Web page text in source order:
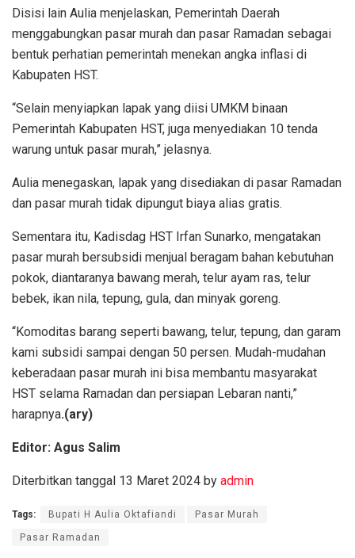
Disisi lain Aulia menjelaskan, Pemerintah Daerah
menggabungkan pasar murah dan pasar Ramadan sebagai
bentuk perhatian pemerintah menekan angka inflasi di
Kabupaten HST.
“Selain menyiapkan lapak yang diisi UMKM binaan
Pemerintah Kabupaten HST, juga menyediakan 10 tenda
warung untuk pasar murah,” jelasnya.
Aulia menegaskan, lapak yang disediakan di pasar Ramadan
dan pasar murah tidak dipungut biaya alias gratis.
Sementara itu, Kadisdag HST Irfan Sunarko, mengatakan
pasar murah bersubsidi menjual beragam bahan kebutuhan
pokok, diantaranya bawang merah, telur ayam ras, telur
bebek, ikan nila, tepung, gula, dan minyak goreng.
“Komoditas barang seperti bawang, telur, tepung, dan garam
kami subsidi sampai dengan 50 persen. Mudah-mudahan
keberadaan pasar murah ini bisa membantu masyarakat
HST selama Ramadan dan persiapan Lebaran nanti,”
harapnya.(ary)
Editor: Agus Salim
Diterbitkan tanggal 13 Maret 2024 by admin
Tags: Bupati H Aulia Oktafiandi Pasar Murah
Pasar Ramadan